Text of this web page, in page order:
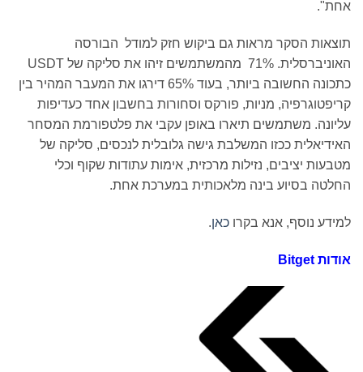
הסקר מראות גם ביקוש חזק למודל הבורסה
האוניברסלית. 71% מהמשתמשים זיהו את סליקה של USDT
כתכונה החשובה ביותר, בעוד 65% דירגו את המעבר המהיר בין
מניות, פורקס וסחורות בחשבון אחד כעדיפות
משתמשים תיארו באופן עקבי את פלטפורמת המסחר
ככזו המשלבת גישה גלובלית לנכסים, סליקה של
יציבים, נזילות מרכזית, אימות עתודות שקוף וכלי
בינה מלאכותית במערכת אחת.
אנא בקרוכאן .
Bitget